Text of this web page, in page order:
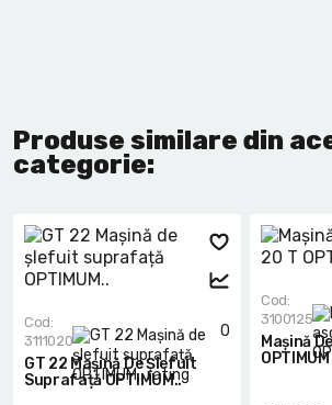
Produse similare din
categorie:
0
Cod:
3111020
GT 22 Mașină De Șlefuit
Suprafață OPTIMUM..
Cod:
3100125
Mașină
OPTIMUM